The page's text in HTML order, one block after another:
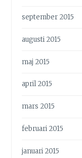
september 2015
augusti 2015
maj 2015
april 2015
mars 2015
februari 2015
januari 2015